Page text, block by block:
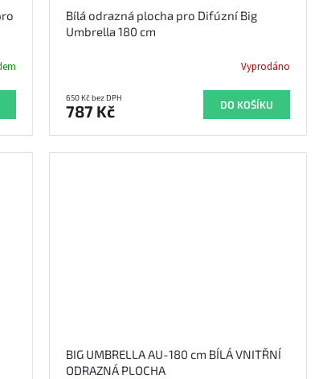
Bílá odrazná plocha pro Difúzní Big
Umbrella 180 cm
Vyprodáno
650 Kč bez DPH
787 Kč DO KOŠÍKU
BIG UMBRELLA AU-180 cm BÍLÁ VNITŘNÍ
ODRAZNÁ PLOCHA